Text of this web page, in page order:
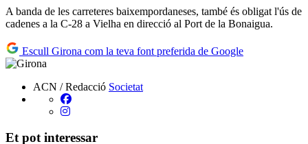
A banda de les carreteres baixempordaneses, també és obligat l'ús de
cadenes a la C-28 a Vielha en direcció al Port de la Bonaigua.
Escull Girona com la teva font preferida de Google
ACN / Redacció Societat
Et pot interessar